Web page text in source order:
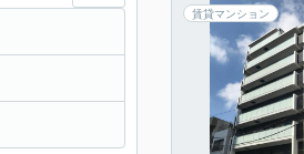
賃貸マンション